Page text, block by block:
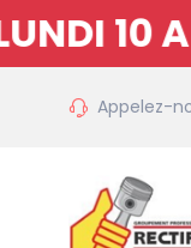
10 AU
Appelez-